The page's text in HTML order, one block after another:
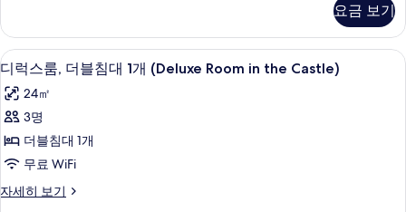
두
보
기
히
보
기
대
개
(Superior
Room
in
the
Castle)
사
룸,
더
블
침
대
(Superior
Room
the
요금 보기
디
럭
스
룸,
더
블
침
디럭스룸, 더블침대 1개 (Deluxe
4
디럭스룸, 더블침대 1개 (Deluxe Room in the Castle)
24㎡
3명
더블침대 1개
무료 WiFi
자세히 보기
디